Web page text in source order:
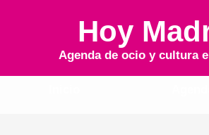
Hoy
Agenda de ocio y cultura